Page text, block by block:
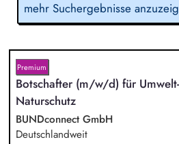
mehr Suchergebnisse
Premium
Botschafter (m/w/d) für
Naturschutz
BUNDconnect GmbH
Deutschlandweit